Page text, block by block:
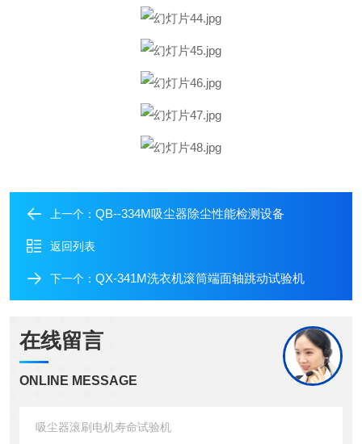
上一个： QB--334M吸尘器除尘性能检测设备
返回列表
下一个： QX-341M洗衣机滚筒端面轴跳动试验机
在线留言
ONLINE MESSAGE